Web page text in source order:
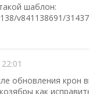
шаблон:
v841138691/
обновления крон
как